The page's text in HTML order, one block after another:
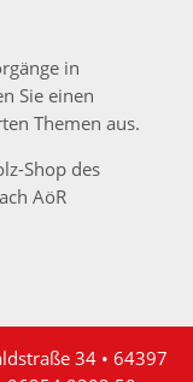
in
Sie einen
Themen aus.
Shop des
AöR
34 • 64397